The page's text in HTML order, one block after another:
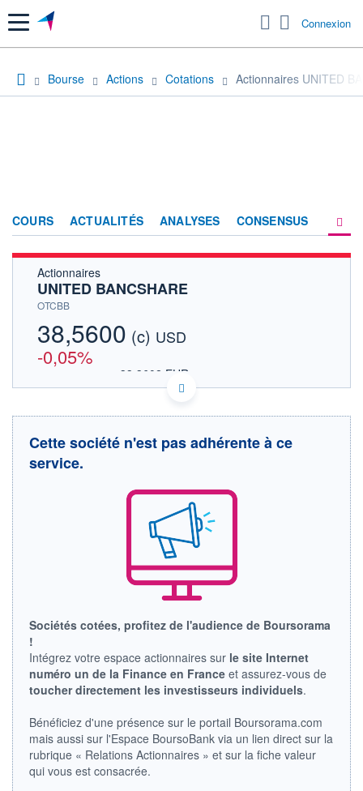
Menu Connexion
Bourse Actions Cotations Actionnaires UNITED
COURS ACTUALITÉS ANALYSES CONSENSUS
ACTIONNAIRES
Actionnaires
UNITED BANCSHARE
OTCBB
38,5600 (c) USD
-0,05%
33,3602 EUR
DONNÉES TEMPS DIFFÉRÉ
Cotation sur les autres places
16h28 17h24
CLÔTURE VEILLE
+ HAUT + BAS
VOLUME
1 513
CAPITAL ÉCHANGÉ
0,00%
LIMITE À LA
BAISSE
0,0000
LIMITE À LA
HAUSSE
0,0000
RENDEMENT
Cette société n'est pas adhérente à ce
service.
Sociétés cotées, profitez de l'audience de Boursorama
!
Intégrez votre espace actionnaires sur le site Internet
numéro un de la Finance en France et assurez-vous de
toucher directement les investisseurs individuels.
Bénéficiez d'une présence sur le portail Boursorama.com
mais aussi sur l'Espace BoursoBank via un lien direct sur la
rubrique « Relations Actionnaires » et sur la fiche valeur
qui vous est consacrée.